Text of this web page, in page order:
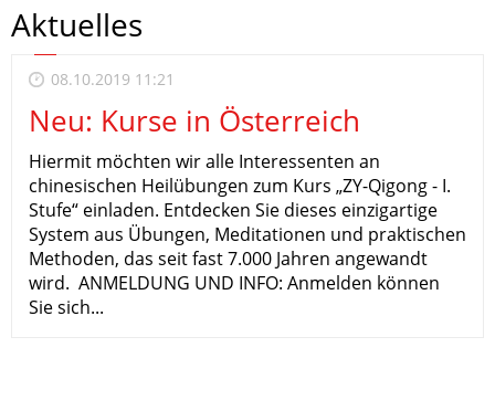
Aktuelles
08.10.2019 11:21
Neu: Kurse in Österreich
Hiermit möchten wir alle Interessenten an
chinesischen Heilübungen zum Kurs „ZY-Qigong - I.
Stufe“ einladen. Entdecken Sie dieses einzigartige
System aus Übungen, Meditationen und praktischen
Methoden, das seit fast 7.000 Jahren angewandt
wird. ANMELDUNG UND INFO: Anmelden können
Sie sich...